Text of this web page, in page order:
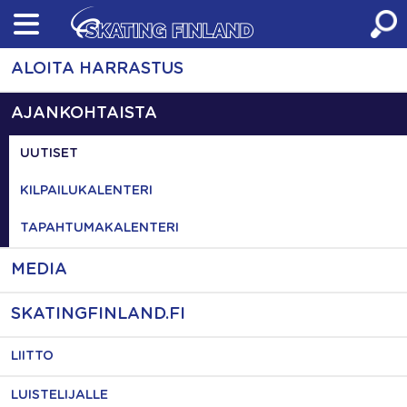
Skip
content
ALOITA HARRASTUS
AJANKOHTAISTA
UUTISET
KILPAILUKALENTERI
TAPAHTUMAKALENTERI
MEDIA
SKATINGFINLAND.FI
LIITTO
LUISTELIJALLE